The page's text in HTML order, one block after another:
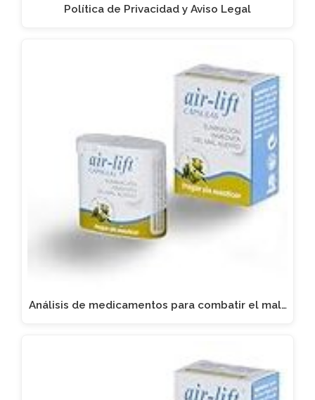
Política de Privacidad y Aviso Legal
Análisis de medicamentos para combatir el mal…